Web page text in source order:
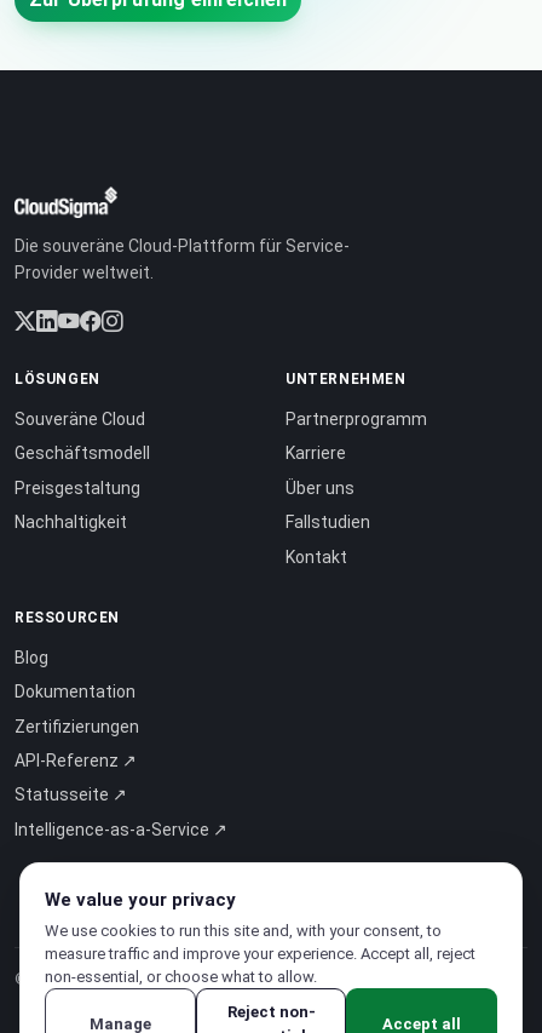
Die souveräne Cloud-Plattform für Service-
Provider weltweit.
LÖSUNGEN
Souveräne Cloud
Geschäftsmodell
Preisgestaltung
Nachhaltigkeit
UNTERNEHMEN
Partnerprogramm
Karriere
Über uns
Fallstudien
Kontakt
RESSOURCEN
Blog
Dokumentation
Zertifizierungen
API-Referenz ↗
Statusseite ↗
Intelligence-as-a-Service ↗
© 2026 CloudSigma Holding AG.Alle Rechte vorbehalten
We value your privacy
We use cookies to run this site and, with your consent, to
measure traffic and improve your experience. Accept all, reject
non-essential, or choose what to allow.
Manage
Reject non-
Accept all